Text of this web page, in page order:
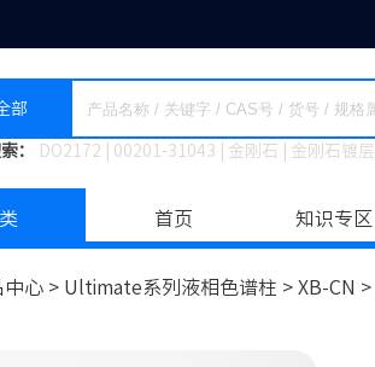
部
： DO2172 00201-31043 金刚石 金刚石镀
首页 知识专区
中心 > Ultimate系列液相色谱柱 > XB-CN >